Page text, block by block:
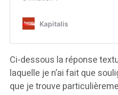
Ci-dessous la réponse
laquelle je n’ai fait que
que je trouve